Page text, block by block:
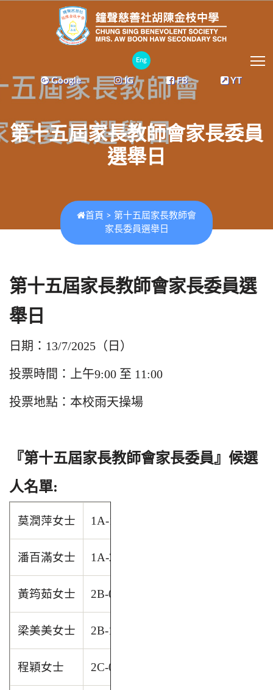
Eng
Google IG FB YT
第十五屆家長教師會家長委員
選舉日
首頁 > 第十五屆家長教師會
家長委員選舉日
第十五屆家長教師會家長委員選
舉日
日期：13/7/2025（日）
投票時間：上午9:00 至 11:00
投票地點：本校雨天操場
『第十五屆家長教師會家長委員』候選
人名單:
莫潤萍女士 1A-16 黃鈉苡
潘百滿女士 1A-24 周英朗
黃筠茹女士 2B-03 何曉雯 / 1C-13 何昱賢
梁美美女士 2B-12 黃逸晴
程穎女士 2C-01 岑可馨